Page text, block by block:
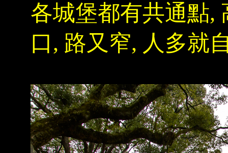
各城堡都有共通點,
口, 路又窄, 人多就